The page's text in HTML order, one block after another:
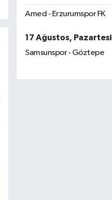
Amed - Erzurumspor FK
17 Ağustos, Pazartesi
Samsunspor - Göztepe